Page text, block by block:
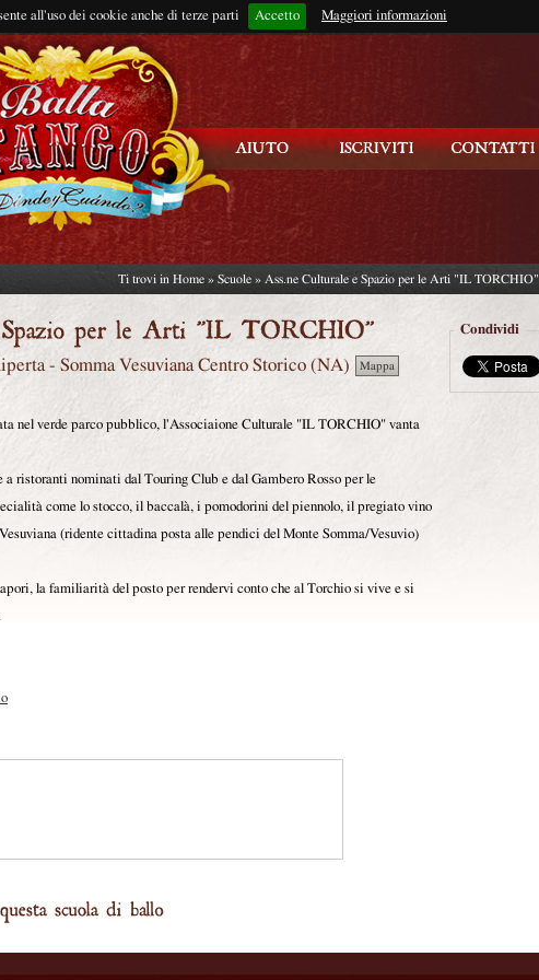
all'uso dei cookie anche di terze parti Accetto Maggiori informazioni
Rimani connesso?
Ti trovi in Home » Scuole » Ass.ne Culturale e Spazio per le Arti "IL TORCHIO"
- Somma Vesuviana Centro Storico (NA) Mappa
Condividi
nel verde parco pubblico, l'Associaione Culturale "IL TORCHIO" vanta
ristoranti nominati dal Touring Club e dal Gambero Rosso per le
come lo stocco, il baccalà, i pomodorini del piennolo, il pregiato vino
(ridente cittadina posta alle pendici del Monte Somma/Vesuvio)
la familiarità del posto per rendervi conto che al Torchio si vive e si